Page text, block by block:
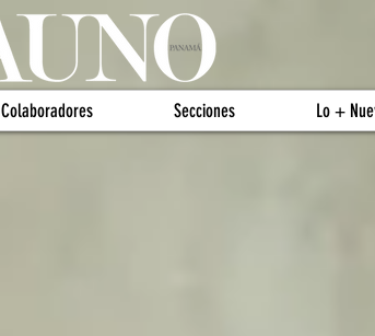
Colaboradores Secciones Lo +